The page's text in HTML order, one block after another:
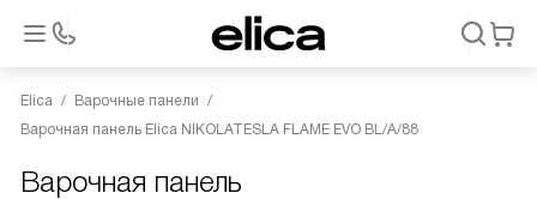
Elica
Варочные панели
Варочная панель Elica NIKOLATESLA FLAME EVO BL/A/88
Варочная панель